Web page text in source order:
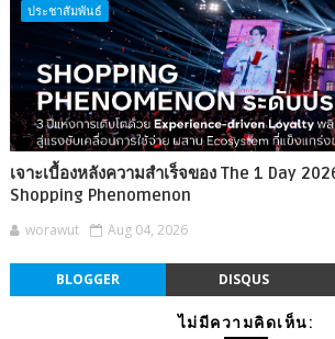
ประชาสัมพันธ์
เจาะเบื้องหลังความสำเร็จของ The 1 Day
Shopping Phenomenon
worawut Aug 04, 2026
BLOGGER DISQUS
ไม่มีความคิดเห็น: